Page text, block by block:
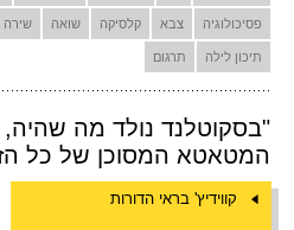
פסיכולוגיה צבא קלסיקה שואה שירה
תיכון לילה תרגום
"בסקוטלנד נולד מה
המטאטא המסוכן של כל
קווידיץ' בראי הדורות